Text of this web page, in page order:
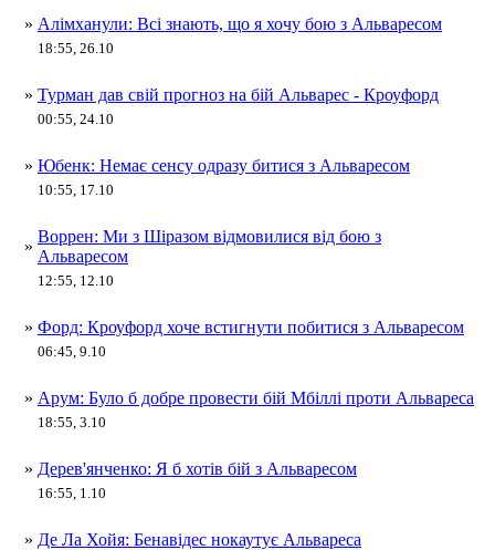
» Алімханули: Всі знають, що я хочу бою з Альваресом
18:55, 26.10
» Турман дав свій прогноз на бій Альварес - Кроуфорд
00:55, 24.10
» Юбенк: Немає сенсу одразу битися з Альваресом
10:55, 17.10
»
Воррен: Ми з Шіразом відмовилися від бою з
Альваресом
12:55, 12.10
» Форд: Кроуфорд хоче встигнути побитися з Альваресом
06:45, 9.10
» Арум: Було б добре провести бій Мбіллі проти Альвареса
18:55, 3.10
» Дерев'янченко: Я б хотів бій з Альваресом
16:55, 1.10
» Де Ла Хойя: Бенавідес нокаутує Альвареса